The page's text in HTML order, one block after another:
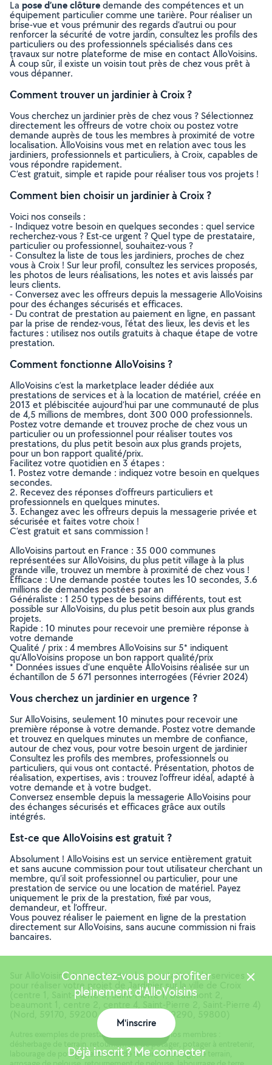
La pose d’une clôturedemande des compétences et un
équipement particulier comme une tarière. Pour réaliser un
brise-vue et vous prémunir des regards d’autrui ou pour
renforcer la sécurité de votre jardin, consultez les profils des
particuliers ou des professionnels spécialisés dans ces
travaux sur notre plateforme de mise en contact AlloVoisins.
À coup sûr, il existe un voisin tout près de chez vous prêt à
vous dépanner.
Comment trouver un jardinier à Croix ?
Vous cherchez un jardinier près de chez vous ? Sélectionnez
directement les offreurs de votre choix ou postez votre
demande auprès de tous les membres à proximité de votre
localisation. AlloVoisins vous met en relation avec tous les
jardiniers, professionnels et particuliers, à Croix, capables de
vous répondre rapidement.
C’est gratuit, simple et rapide pour réaliser tous vos projets !
Comment bien choisir un jardinier à Croix ?
Voici nos conseils :
- Indiquez votre besoin en quelques secondes : quel service
recherchez-vous ? Est-ce urgent ? Quel type de prestataire,
particulier ou professionnel, souhaitez-vous ?
- Consultez la liste de tous les jardiniers, proches de chez
vous à Croix ! Sur leur profil, consultez les services proposés,
les photos de leurs réalisations, les notes et avis laissés par
leurs clients.
- Conversez avec les offreurs depuis la messagerie AlloVoisins
pour des échanges sécurisés et efficaces.
- Du contrat de prestation au paiement en ligne, en passant
par la prise de rendez-vous, l’état des lieux, les devis et les
factures : utilisez nos outils gratuits à chaque étape de votre
prestation.
Comment fonctionne AlloVoisins ?
AlloVoisins c’est la marketplace leader dédiée aux
prestations de services et à la location de matériel, créée en
2013 et plébiscitée aujourd’hui par une communauté de plus
de 4,5 millions de membres, dont 300 000 professionnels.
Postez votre demande et trouvez proche de chez vous un
particulier ou un professionnel pour réaliser toutes vos
prestations, du plus petit besoin aux plus grands projets,
pour un bon rapport qualité/prix.
Facilitez votre quotidien en 3 étapes :
1. Postez votre demande : indiquez votre besoin en quelques
secondes.
2. Recevez des réponses d’offreurs particuliers et
professionnels en quelques minutes.
3. Echangez avec les offreurs depuis la messagerie privée et
sécurisée et faites votre choix !
C’est gratuit et sans commission !
AlloVoisins partout en France : 35 000 communes
représentées sur AlloVoisins, du plus petit village à la plus
grande ville, trouvez un membre à proximité de chez vous !
Efficace : Une demande postée toutes les 10 secondes, 3.6
millions de demandes postées par an
Généraliste : 1 250 types de besoins différents, tout est
possible sur AlloVoisins, du plus petit besoin aux plus grands
projets.
Rapide : 10 minutes pour recevoir une première réponse à
votre demande
Qualité / prix : 4 membres AlloVoisins sur 5* indiquent
qu’AlloVoisins propose un bon rapport qualité/prix
* Données issues d’une enquête AlloVoisins réalisée sur un
échantillon de 5 671 personnes interrogées (Février 2024)
Vous cherchez un jardinier en urgence ?
Sur AlloVoisins, seulement 10 minutes pour recevoir une
première réponse à votre demande. Postez votre demande
et trouvez en quelques minutes un membre de confiance,
autour de chez vous, pour votre besoin urgent de jardinier
Consultez les profils des membres, professionnels ou
particuliers, qui vous ont contacté. Présentation, photos de
réalisation, expertises, avis : trouvez l'offreur idéal, adapté à
votre demande et à votre budget.
Conversez ensemble depuis la messagerie AlloVoisins pour
des échanges sécurisés et efficaces grâce aux outils
intégrés.
Est-ce que AlloVoisins est gratuit ?
Absolument ! AlloVoisins est un service entièrement gratuit
et sans aucune commission pour tout utilisateur cherchant un
membre, qu’il soit professionnel ou particulier, pour une
prestation de service ou une location de matériel. Payez
uniquement le prix de la prestation, fixé par vous,
demandeur, et l’offreur.
Vous pouvez réaliser le paiement en ligne de la prestation
directement sur AlloVoisins, sans aucune commission ni frais
bancaires.
Sur AlloVoisins, trouvez toutes les prestations de services
pour réaliser votre projet de Jardinier sur la ville de Croix
(centre 1, Saint-Pierre 3, Saint-Pierre 1, beaumont 2,
(Nord, 59170, 59200, 59510, 59100, 59290, 59800)
Autres exemples de prestations réalisées par nos membres :
labourage de potager, entretien de terrain, labourage de terrain,
Connectez-vous pour profiter
pleinement d'AlloVoisins
M'inscrire
Déjà inscrit ? Me connecter